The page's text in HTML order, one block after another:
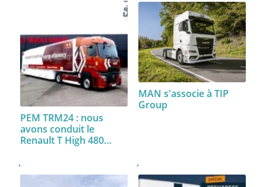
PEM TRM24 : nous
avons conduit le
Renault T High 480…
MAN s'associe à TIP
Group